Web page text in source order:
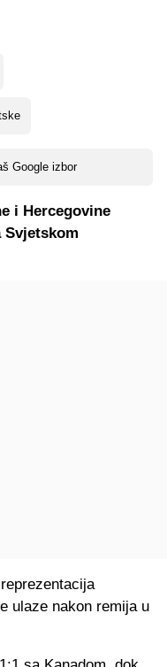
Google izbor
i Hercegovine
Svjetskom
ulaze nakon remija u